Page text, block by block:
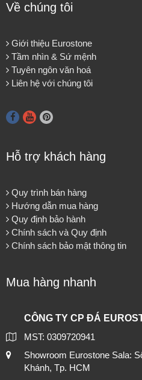
Về chúng tôi
Giới thiệu Eurostone
Tầm nhìn & Sứ mệnh
Tuyên ngôn văn hoá
Liên hệ với chúng tôi
Hỗ trợ khách hàng
Quy trình bán hàng
Hướng dẫn mua hàng
Quy định bảo hành
Chính sách và Quy định
Chính sách bảo mật thông tin
Mua hàng nhanh
CÔNG TY CP ĐÁ
MST: 0309720941
Showroom Eurostone Sala:
Khánh, Tp. HCM